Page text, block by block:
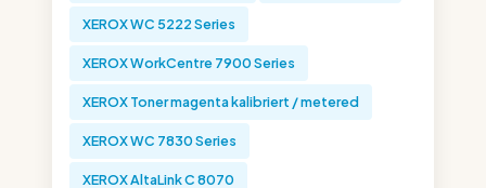
XEROX WC 5222 Series
XEROX WorkCentre 7900 Series
XEROX Toner magenta kalibriert / metered
XEROX WC 7830 Series
XEROX AltaLink C 8070